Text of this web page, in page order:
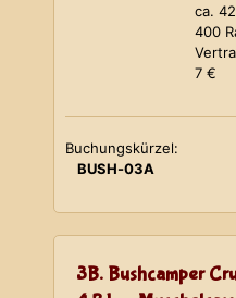
ca.
400
7 €
Buchungskürzel:
BUSH-03A
3B. Bushcamper